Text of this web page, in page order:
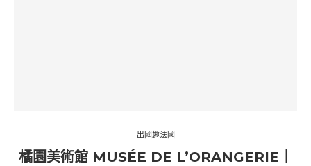
出國趣法國
橘園美術館 MUSÉE DE L’ORANGERIE｜